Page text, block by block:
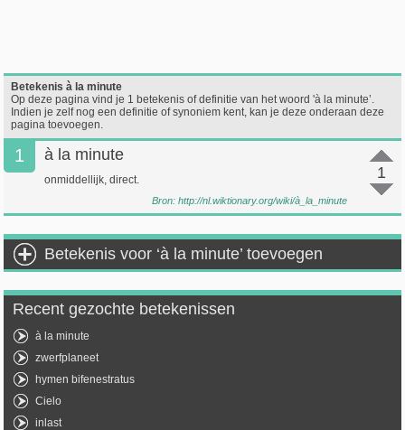
Betekenis à la minute
Op deze pagina vind je 1 betekenis of definitie van het woord 'à la minute’.
Indien je zelf nog een definitie of synoniem kent, kan je deze onderaan deze
pagina toevoegen.
1
1
à la minute
onmiddellijk, direct.
Bron: http://nl.wiktionary.org/wiki/à_la_minute
Betekenis voor ‘à la minute’ toevoegen
Recent gezochte betekenissen
à la minute
zwerfplaneet
hymen bifenestratus
Cielo
inlast